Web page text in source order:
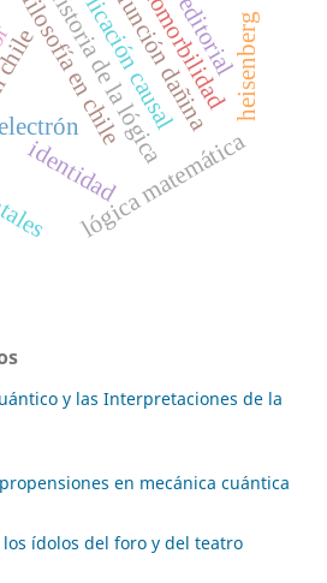
filosofía en chile
identidadlógica matemática
historia de la lógica
explicación causal
disfunción dañina
comorbilidad
electrón
heisenberg
editorial
y las Interpretaciones de la
en mecánica cuántica
ídolos del foro y del teatro